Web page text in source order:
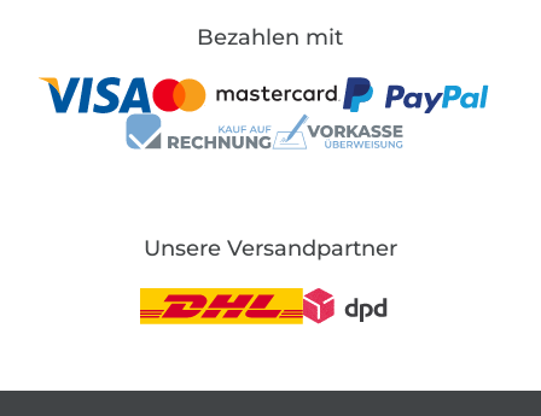
Bezahlen mit
Unsere Versandpartner